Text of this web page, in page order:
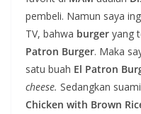
pembeli. Namun saya
TV, bahwa burger yang
Patron Burger. Maka
satu buah El Patron
cheese. Sedangkan
Chicken with Brown